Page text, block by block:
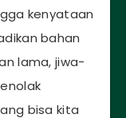
kenyataan
bahan
lama, jiwa-
bisa kita